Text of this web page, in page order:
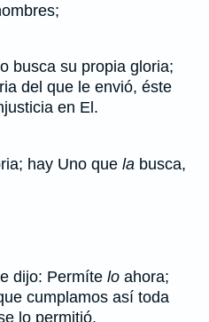
busca su propia gloria;
del que le envió, éste
en El.
hay Uno que la busca,
dijo: Permíte lo ahora;
cumplamos así toda
lo permitió.